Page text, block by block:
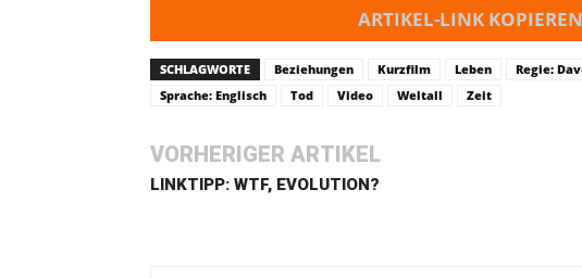
ARTIKEL-LINK
SCHLAGWORTE Beziehungen Kurzfilm Leben Regie:
Sprache: Englisch
Tod Video Weltall Zeit
VORHERIGER ARTIKEL
LINKTIPP: WTF, EVOLUTION?